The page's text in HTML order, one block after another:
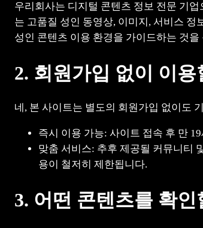
우리회사는 디지털 콘텐츠 정보 전문 기
는 고품질 성인 동영상, 이미지, 서비스
성인 콘텐츠 이용 환경을 가이드하는 것을
2. 회원가입 없이 이용
네, 본 사이트는 별도의 회원가입 없이도
즉시 이용 가능: 사이트 접속 후 만
맞춤 서비스: 추후 제공될 커뮤니티
용이 철저히 제한됩니다.
3. 어떤 콘텐츠를 확인